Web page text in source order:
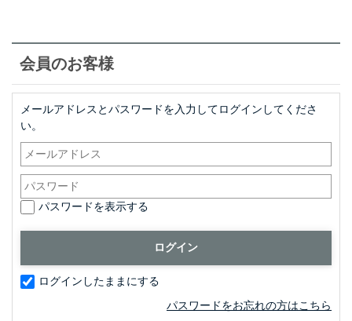
会員のお客様
メールアドレスとパスワードを入力してログインしてくださ
い。
パスワードを表示する
ログインしたままにする
パスワードをお忘れの方はこちら